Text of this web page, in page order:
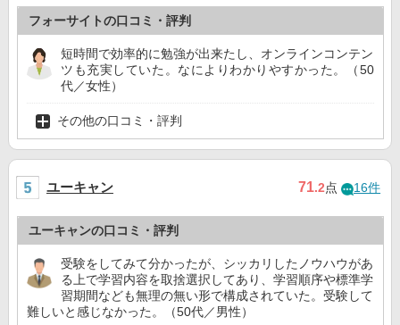
フォーサイトの口コミ・評判
短時間で効率的に勉強が出来たし、オンラインコンテン
ツも充実していた。なによりわかりやすかった。（50
代／女性）
その他の口コミ・評判
ユーキャン 71.2点 16件
ユーキャンの口コミ・評判
受験をしてみて分かったが、シッカリしたノウハウがあ
る上で学習内容を取捨選択してあり、学習順序や標準学
習期間なども無理の無い形で構成されていた。受験して
難しいと感じなかった。（50代／男性）